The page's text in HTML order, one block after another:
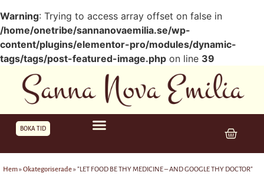
Warning: Trying to access array offset on false in
/home/onetribe/sannanovaemilia.se/wp-
content/plugins/elementor-pro/modules/dynamic-
tags/tags/post-featured-image.php on line 39
BOKA TID
Hem»Okategoriserade»”LET FOOD BE THY MEDICINE – AND GOOGLE THY DOCTOR”